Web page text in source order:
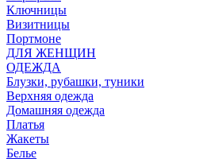
Ключницы
Визитницы
Портмоне
ДЛЯ ЖЕНЩИН
ОДЕЖДА
Блузки, рубашки, туники
Верхняя одежда
Домашняя одежда
Платья
Жакеты
Белье